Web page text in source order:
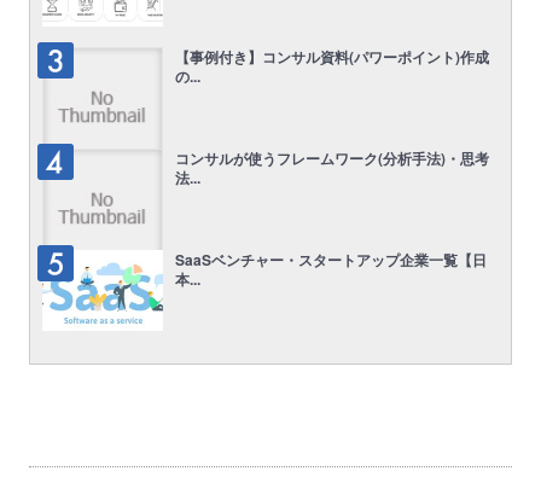
【事例付き】コンサル資料(パワーポイント)作成
の...
コンサルが使うフレームワーク(分析手法)・思考
法...
SaaSベンチャー・スタートアップ企業一覧【日
本...